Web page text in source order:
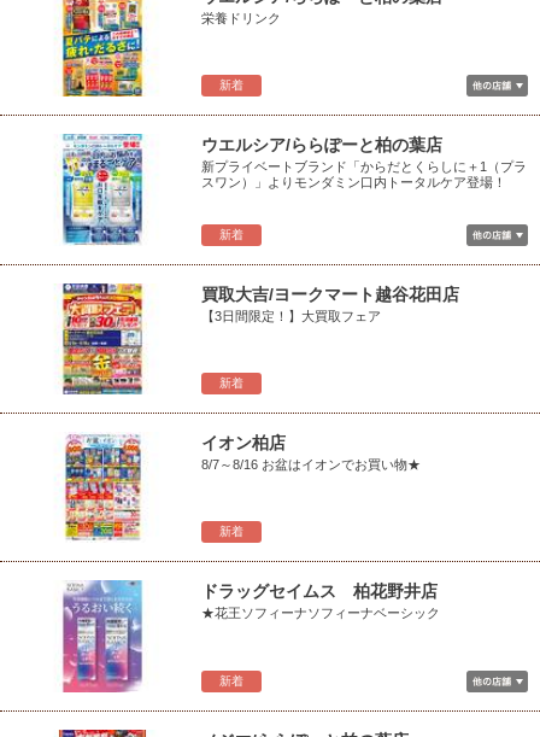
新着
栄養ドリンク
新着
ウエルシア/ららぽーと柏の葉店
新プライベートブランド「からだとくらしに＋1（プラ
スワン）」よりモンダミン口内トータルケア登場！
新着
買取大吉/ヨークマート越谷花田店
【3日間限定！】大買取フェア
新着
イオン柏店
8/7～8/16 お盆はイオンでお買い物★
新着
ドラッグセイムス 柏花野井店
★花王ソフィーナソフィーナベーシック